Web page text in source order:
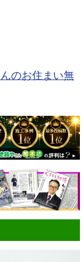
のお住まい無